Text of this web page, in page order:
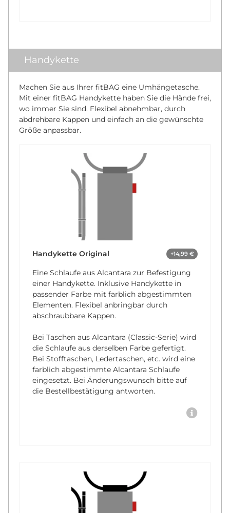
Handykette
Machen Sie aus Ihrer fitBAG eine Umhängetasche.
Mit einer fitBAG Handykette haben Sie die Hände frei,
wo immer Sie sind. Flexibel abnehmbar, durch
abdrehbare Kappen und einfach an die gewünschte
Größe anpassbar.
Handykette Original +14,99 €
Eine Schlaufe aus Alcantara zur Befestigung
einer Handykette. Inklusive Handykette in
passender Farbe mit farblich abgestimmten
Elementen. Flexibel anbringbar durch
abschraubbare Kappen.
Bei Taschen aus Alcantara (Classic-Serie) wird
die Schlaufe aus derselben Farbe gefertigt.
Bei Stofftaschen, Ledertaschen, etc. wird eine
farblich abgestimmte Alcantara Schlaufe
eingesetzt. Bei Änderungswunsch bitte auf
die Bestellbestätigung antworten.